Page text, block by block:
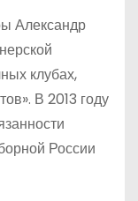
Александр
клубах,
В 2013 году
России